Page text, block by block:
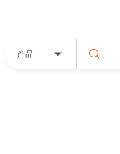
产品